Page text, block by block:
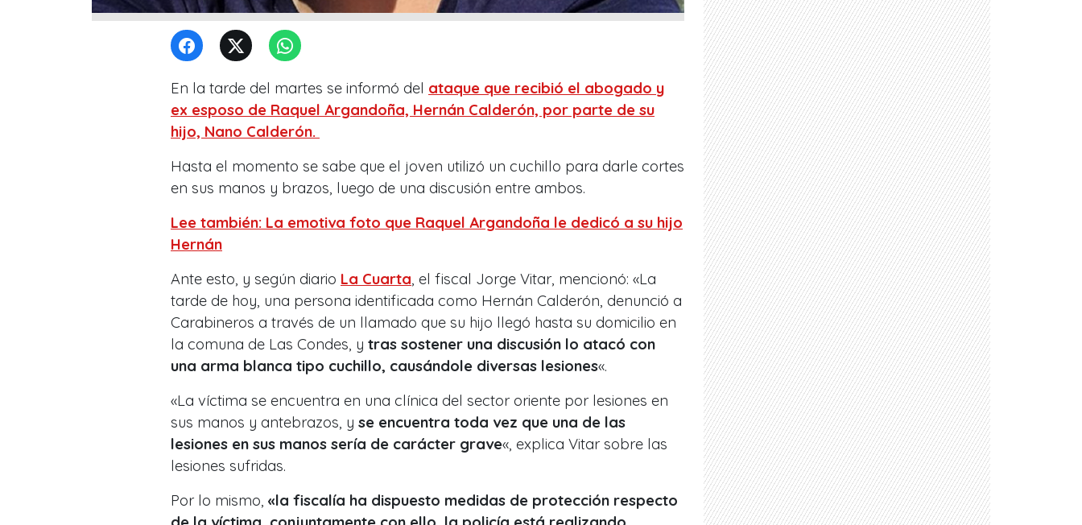
En la tarde del martes se informó del ataque que recibió el abogado y
ex esposo de Raquel Argandoña, Hernán Calderón, por parte de su
hijo, Nano Calderón.
Hasta el momento se sabe que el joven utilizó un cuchillo para darle cortes
en sus manos y brazos, luego de una discusión entre ambos.
Lee también: La emotiva foto que Raquel Argandoña le dedicó a su hijo
Hernán
Ante esto, y según diario La Cuarta, el fiscal Jorge Vitar, mencionó: «La
tarde de hoy, una persona identificada como Hernán Calderón, denunció a
Carabineros a través de un llamado que su hijo llegó hasta su domicilio en
la comuna de Las Condes, y tras sostener una discusión lo atacó con
una arma blanca tipo cuchillo, causándole diversas lesiones«.
«La víctima se encuentra en una clínica del sector oriente por lesiones en
sus manos y antebrazos, y se encuentra toda vez que una de las
lesiones en sus manos sería de carácter grave«, explica Vitar sobre las
lesiones sufridas.
Por lo mismo, «la fiscalía ha dispuesto medidas de protección respecto